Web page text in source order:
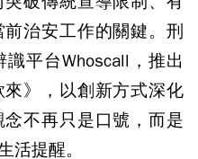
治安工作的關鍵。刑
平台Whoscall，推出
》，以創新方式深化
不再只是口號，而是
活提醒。